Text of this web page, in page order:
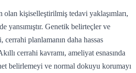
kişiselleştirilmiş tedavi yaklaşımları,
yansımıştır. Genetik belirteçler ve
planlamanın daha hassas
cerrahi kavramı, ameliyat esnasında
belirlemeyi ve normal dokuyu korumayı